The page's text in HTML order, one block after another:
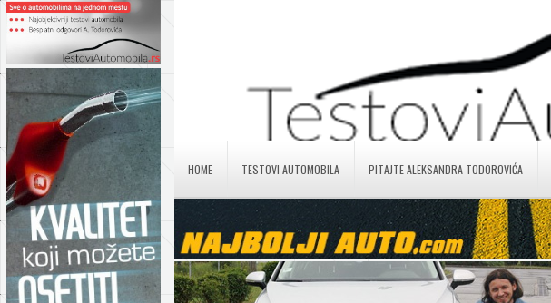
HOME TESTOVI AUTOMOBILA PITAJTE ALEKSANDRA TODOROVIĆA